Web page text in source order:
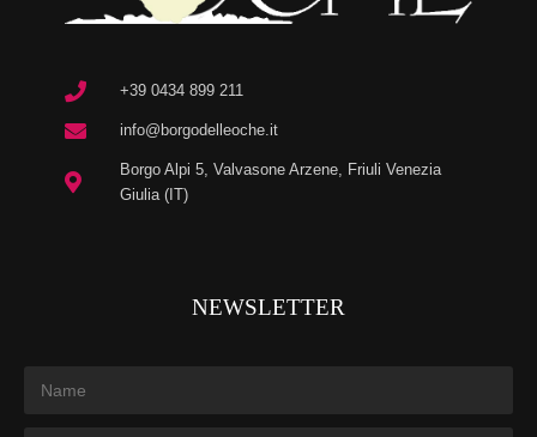
+39 0434 899 211
info@borgodelleoche.it
Borgo Alpi 5, Valvasone Arzene, Friuli Venezia
Giulia (IT)
NEWSLETTER